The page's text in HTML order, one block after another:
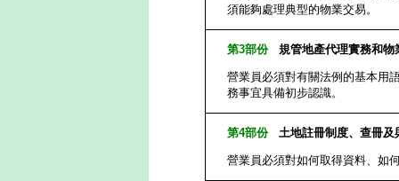
須能夠處理典型的物業交易。
第3部份 規管地產代理實務和物
營業員必須對有關法例的基本用
務事宜具備初步認識。
第4部份 土地註冊制度、查冊
營業員必須對如何取得資料、如